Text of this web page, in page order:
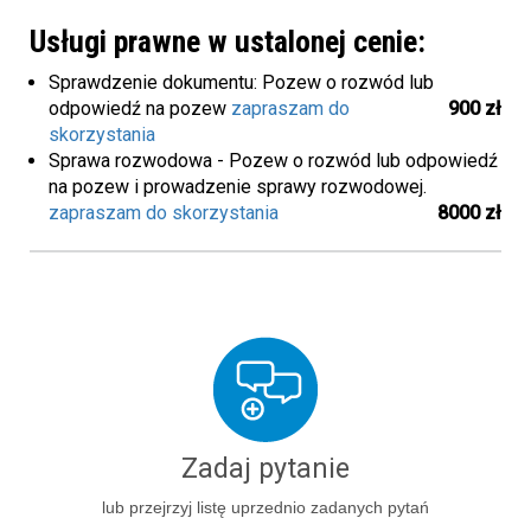
Usługi prawne w ustalonej cenie:
Sprawdzenie dokumentu: Pozew o rozwód lub
odpowiedź na pozew
900 zł
zapraszam do
skorzystania
Sprawa rozwodowa - Pozew o rozwód lub odpowiedź
na pozew i prowadzenie sprawy rozwodowej.
8000 zł
zapraszam do skorzystania
Zadaj pytanie
lub przejrzyj listę uprzednio zadanych pytań